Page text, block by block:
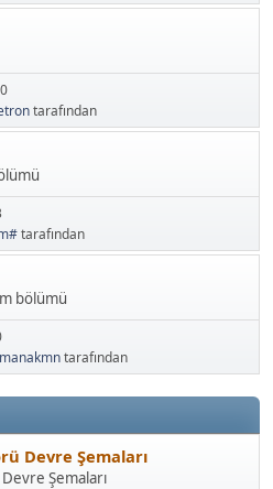
bölümü
Devre Şemaları
Şemaları